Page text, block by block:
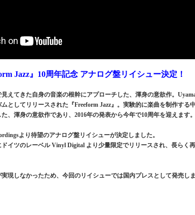
Jazz』10周年記念 アナログ盤リイシュー決定！
えてきた自身の音楽の根幹にアプローチした、渾身の意欲作。
としてリリースされた『Freeform Jazz』。実験的に楽曲を制作する
、渾身の意欲作であり、2016年の発表から今年で10周年を迎えます。
より待望のアナログ盤リイシューが決定しました。
イツのレーベル Vinyl Digital より少量限定でリリースされ、長らく
現しなかったため、今回のリイシューでは国内プレスとして発売しま